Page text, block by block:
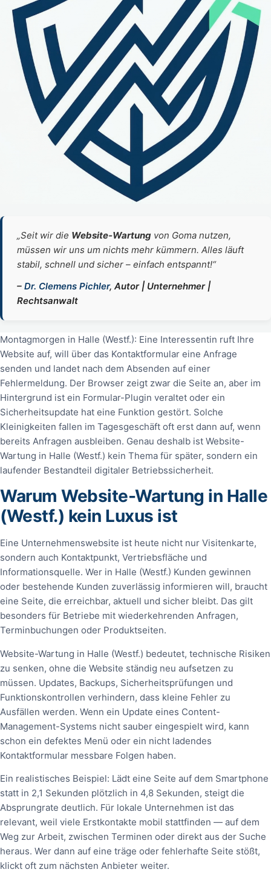
„Seit wir die Website‑Wartung von Goma nutzen,
müssen wir uns um nichts mehr kümmern. Alles läuft
stabil, schnell und sicher – einfach entspannt!“
– Dr. Clemens Pichler, Autor | Unternehmer |
Rechtsanwalt
Montagmorgen in Halle (Westf.): Eine Interessentin ruft Ihre
Website auf, will über das Kontaktformular eine Anfrage
senden und landet nach dem Absenden auf einer
Fehlermeldung. Der Browser zeigt zwar die Seite an, aber im
Hintergrund ist ein Formular-Plugin veraltet oder ein
Sicherheitsupdate hat eine Funktion gestört. Solche
Kleinigkeiten fallen im Tagesgeschäft oft erst dann auf, wenn
bereits Anfragen ausbleiben. Genau deshalb ist Website-
Wartung in Halle (Westf.) kein Thema für später, sondern ein
laufender Bestandteil digitaler Betriebssicherheit.
Warum Website-Wartung in Halle
(Westf.) kein Luxus ist
Eine Unternehmenswebsite ist heute nicht nur Visitenkarte,
sondern auch Kontaktpunkt, Vertriebsfläche und
Informationsquelle. Wer in Halle (Westf.) Kunden gewinnen
oder bestehende Kunden zuverlässig informieren will, braucht
eine Seite, die erreichbar, aktuell und sicher bleibt. Das gilt
besonders für Betriebe mit wiederkehrenden Anfragen,
Terminbuchungen oder Produktseiten.
Website-Wartung in Halle (Westf.) bedeutet, technische Risiken
zu senken, ohne die Website ständig neu aufsetzen zu
müssen. Updates, Backups, Sicherheitsprüfungen und
Funktionskontrollen verhindern, dass kleine Fehler zu
Ausfällen werden. Wenn ein Update eines Content-
Management-Systems nicht sauber eingespielt wird, kann
schon ein defektes Menü oder ein nicht ladendes
Kontaktformular messbare Folgen haben.
Ein realistisches Beispiel: Lädt eine Seite auf dem Smartphone
statt in 2,1 Sekunden plötzlich in 4,8 Sekunden, steigt die
Absprungrate deutlich. Für lokale Unternehmen ist das
relevant, weil viele Erstkontakte mobil stattfinden — auf dem
Weg zur Arbeit, zwischen Terminen oder direkt aus der Suche
heraus. Wer dann auf eine träge oder fehlerhafte Seite stößt,
klickt oft zum nächsten Anbieter weiter.